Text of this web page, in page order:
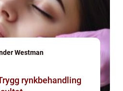
Westman
rynkbehandling